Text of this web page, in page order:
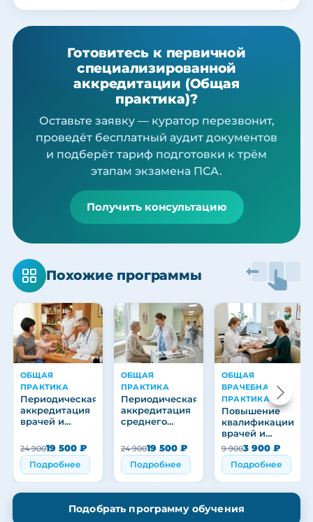
Готовитесь к первичной
специализированной
аккредитации (Общая
практика)?
Оставьте заявку — куратор перезвонит,
проведёт бесплатный аудит документов
и подберёт тариф подготовки к трём
этапам экзамена ПСА.
Получить консультацию
Похожие программы
ОБЩАЯ
ПРАКТИКА
Периодическая
аккредитация
врачей и
работников
24 90019 500 ₽
Подробнее
ОБЩАЯ
ПРАКТИКА
Периодическая
аккредитация
среднего
персонала
24 90019 500 ₽
Подробнее
ОБЩАЯ
ВРАЧЕБНАЯ
ПРАКТИКА
Повышение
квалификации
врачей и
медицинских
работников
9 9003 900 ₽
Подробнее
Подобрать программу обучения